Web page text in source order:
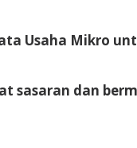
Usaha Mikro
sasaran dan